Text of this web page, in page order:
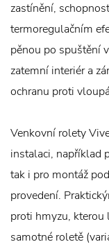
zastínění,
termoregulačním
pěnou po spuštění
zatemní interiér a
ochranu proti
Venkovní rolety
instalaci, například
tak i pro montáž
provedení.
proti hmyzu, kterou
samotné roletě